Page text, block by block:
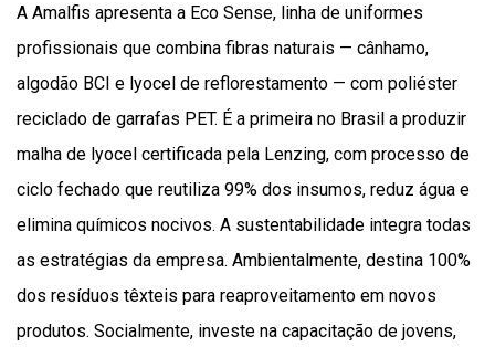
A Amalfis apresenta a Eco Sense, linha de uniformes
profissionais que combina fibras naturais — cânhamo,
algodão BCI e lyocel de reflorestamento — com poliéster
reciclado de garrafas PET. É a primeira no Brasil a produzir
malha de lyocel certificada pela Lenzing, com processo de
ciclo fechado que reutiliza 99% dos insumos, reduz água e
elimina químicos nocivos. A sustentabilidade integra todas
as estratégias da empresa. Ambientalmente, destina 100%
dos resíduos têxteis para reaproveitamento em novos
produtos. Socialmente, investe na capacitação de jovens,